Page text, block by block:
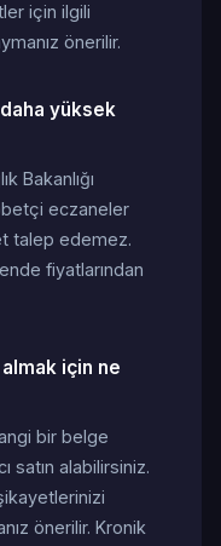
için ilgili
önerilir.
yüksek
Bakanlığı
eczaneler
talep edemez.
fiyatlarından
için ne
bir belge
satın alabilirsiniz.
önerilir. Kronik